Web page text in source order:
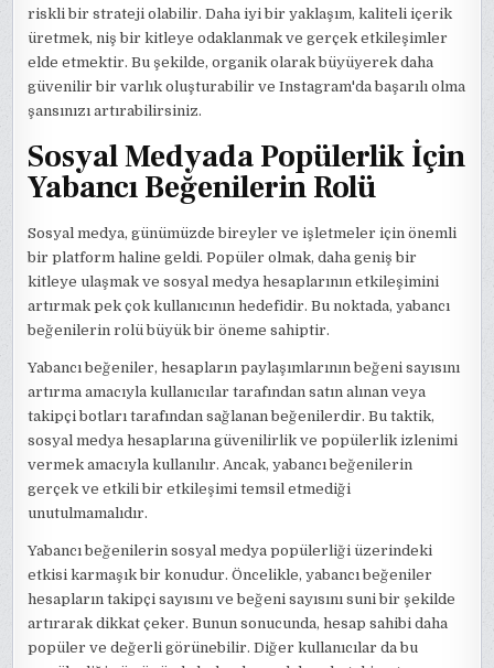
riskli bir strateji olabilir. Daha iyi bir yaklaşım, kaliteli içerik
üretmek, niş bir kitleye odaklanmak ve gerçek etkileşimler
elde etmektir. Bu şekilde, organik olarak büyüyerek daha
güvenilir bir varlık oluşturabilir ve Instagram'da başarılı olma
şansınızı artırabilirsiniz.
Sosyal Medyada Popülerlik İçin
Yabancı Beğenilerin Rolü
Sosyal medya, günümüzde bireyler ve işletmeler için önemli
bir platform haline geldi. Popüler olmak, daha geniş bir
kitleye ulaşmak ve sosyal medya hesaplarının etkileşimini
artırmak pek çok kullanıcının hedefidir. Bu noktada, yabancı
beğenilerin rolü büyük bir öneme sahiptir.
Yabancı beğeniler, hesapların paylaşımlarının beğeni sayısını
artırma amacıyla kullanıcılar tarafından satın alınan veya
takipçi botları tarafından sağlanan beğenilerdir. Bu taktik,
sosyal medya hesaplarına güvenilirlik ve popülerlik izlenimi
vermek amacıyla kullanılır. Ancak, yabancı beğenilerin
gerçek ve etkili bir etkileşimi temsil etmediği
unutulmamalıdır.
Yabancı beğenilerin sosyal medya popülerliği üzerindeki
etkisi karmaşık bir konudur. Öncelikle, yabancı beğeniler
hesapların takipçi sayısını ve beğeni sayısını suni bir şekilde
artırarak dikkat çeker. Bunun sonucunda, hesap sahibi daha
popüler ve değerli görünebilir. Diğer kullanıcılar da bu